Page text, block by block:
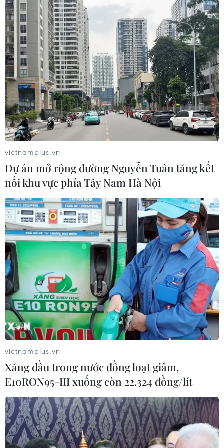
#Liên minh châu Âu #Ủy ban châu Âu
#Trợ cấp
#Chống tham nhũng
Hungary
Theo dõi VietnamPlus
TIN LIÊN QUAN
Hungary khẳng định không thể thay thế
năng lượng của Nga
vietnamplus.vn
Dự án mở rộng đường Nguyễn Tuân tăng kết
nối khu vực phía Tây Nam Hà Nội
vietnamplus.vn
Xăng dầu trong nước đồng loạt giảm,
E10RON95-III xuống còn 22.324 đồng/lít